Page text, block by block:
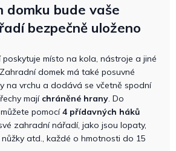
domku bude vaše
bezpečně uloženo
místo na kola, nástroje a jiné
domek má také posuvné
na vrchu a dodává se včetně spodní
mají chráněné hrany. Do
pomocí4 přídavných háků
zahradní nářadí, jako jsou lopaty,
atd., každé o hmotnosti do 15